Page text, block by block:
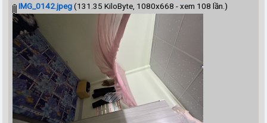
IMG_0142.jpeg(131.35 KiloByte, 1080x668 - xem 108 lần.)